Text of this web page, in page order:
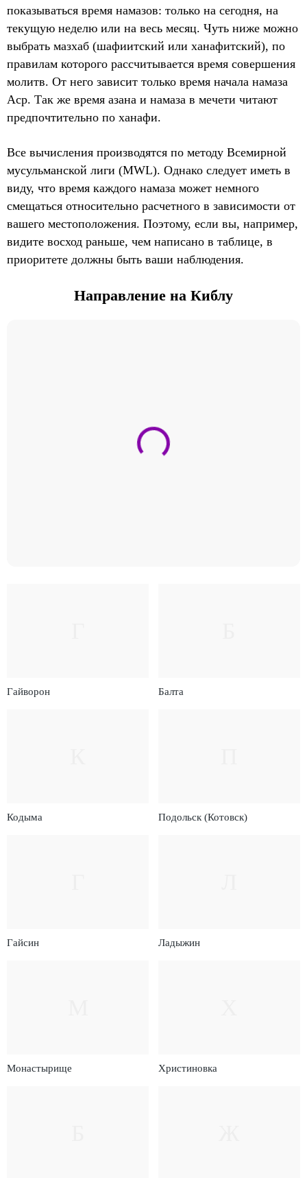
показываться время намазов: только на сегодня, на
текущую неделю или на весь месяц. Чуть ниже можно
выбрать мазхаб (шафиитский или ханафитский), по
правилам которого рассчитывается время совершения
молитв. От него зависит только время начала намаза
Аср. Так же время азана и намаза в мечети читают
предпочтительно по ханафи.
Все вычисления производятся по методу Всемирной
мусульманской лиги (MWL). Однако следует иметь в
виду, что время каждого намаза может немного
смещаться относительно расчетного в зависимости от
вашего местоположения. Поэтому, если вы, например,
видите восход раньше, чем написано в таблице, в
приоритете должны быть ваши наблюдения.
Направление на Киблу
Гайворон Балта
Кодыма Подольск (Котовск)
Гайсин Ладыжин
Монастырище Христиновка